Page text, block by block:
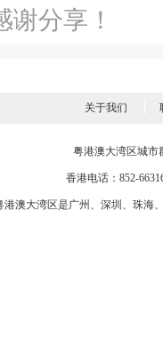
分享！
关于我们
粤港澳大湾区城市
香港电话：852-
港澳大湾区是广州 、 深圳 、 珠海